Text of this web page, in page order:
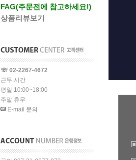
FAG(주문전에 참고하세요!)
상품리뷰보기
☏ 02-2267-4672
근무 시간
평일 10:00~18:00
주말 휴무
E-mail 문의